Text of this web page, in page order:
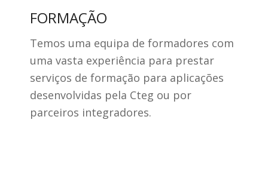
FORMAÇÃO
Temos uma equipa de formadores com
uma vasta experiência para prestar
serviços de formação para aplicações
desenvolvidas pela Cteg ou por
parceiros integradores.